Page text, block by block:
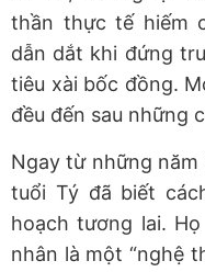
thần thực tế hiếm
dẫn dắt khi đứng
tiêu xài bốc đồng.
đều đến sau những
Ngay từ những
tuổi Tý đã biết
hoạch tương lai.
nhân là một “nghệ